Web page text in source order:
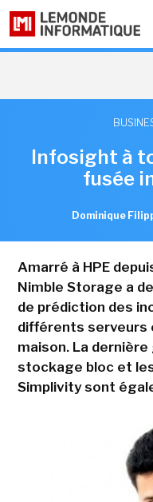
Infosight à
fusée
Dominique
Amarré à HPE
Nimble Storage a
de prédiction des
différents serveurs
maison. La
stockage bloc et
Simplivity sont